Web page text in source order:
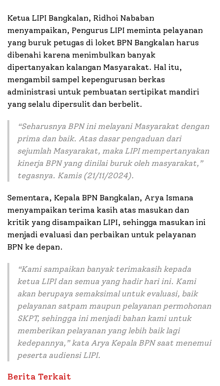
Ketua LIPI Bangkalan, Ridhoi Nababan
menyampaikan, Pengurus LIPI meminta pelayanan
yang buruk petugas di loket BPN Bangkalan harus
dibenahi karena menimbulkan banyak
dipertanyakan kalangan Masyarakat. Hal itu,
mengambil sampel kepengurusan berkas
administrasi untuk pembuatan sertipikat mandiri
yang selalu dipersulit dan berbelit.
“Seharusnya BPN ini melayani Masyarakat dengan
prima dan baik. Atas dasar pengaduan dari
sejumlah Masyarakat, maka LIPI mempertanyakan
kinerja BPN yang dinilai buruk oleh masyarakat,”
tegasnya. Kamis (21/11/2024).
Sementara, Kepala BPN Bangkalan, Arya Ismana
menyampaikan terima kasih atas masukan dan
kritik yang disampaikan LIPI, sehingga masukan ini
menjadi evaluasi dan perbaikan untuk pelayanan
BPN ke depan.
“Kami sampaikan banyak terimakasih kepada
ketua LIPI dan semua yang hadir hari ini. Kami
akan berupaya semaksimal untuk evaluasi, baik
pelayanan satpam maupun pelayanan permohonan
SKPT, sehingga ini menjadi bahan kami untuk
memberikan pelayanan yang lebih baik lagi
kedepannya,” kata Arya Kepala BPN saat menemui
peserta audiensi LIPI.
Berita Terkait